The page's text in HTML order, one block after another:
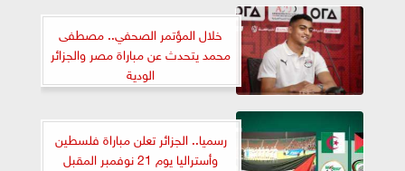
خلال المؤتمر الصحفي.. مصطفى
محمد يتحدث عن مباراة مصر والجزائر
الودية
رسميا.. الجزائر تعلن مباراة فلسطين
وأستراليا يوم 21 نوفمبر المقبل